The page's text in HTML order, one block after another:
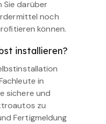
Sie darüber
noch
können.
installieren?
in
sichere und
zu
Fertigmeldung